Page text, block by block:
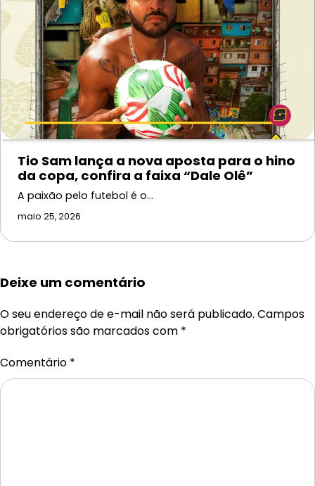
Tio Sam lança a nova aposta para o hino
da copa, confira a faixa “Dale Olê”
A paixão pelo futebol é o…
maio 25, 2026
Deixe um comentário
O seu endereço de e-mail não será publicado. Campos
obrigatórios são marcados com *
Comentário *